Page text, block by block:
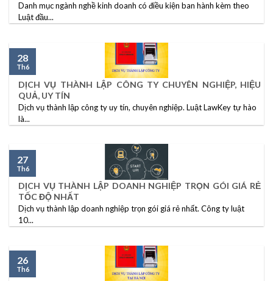
Danh mục ngành nghề kinh doanh có điều kiện ban hành kèm theo
Luật đầu...
DỊCH VỤ THÀNH LẬP CÔNG TY CHUYÊN NGHIỆP, HIỆU
QUẢ, UY TÍN
Dịch vụ thành lập công ty uy tín, chuyên nghiệp. Luật LawKey tự hào
là...
28
Th6
DỊCH VỤ THÀNH LẬP DOANH NGHIỆP TRỌN GÓI GIÁ RẺ
TỐC ĐỘ NHẤT
Dịch vụ thành lập doanh nghiệp trọn gói giá rẻ nhất. Công ty luật
10...
27
Th6
26
Th6